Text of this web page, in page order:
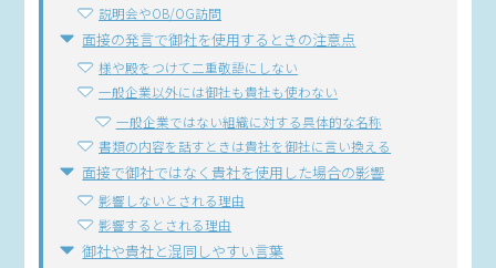
説明会やOB/OG訪問
面接の発言で御社を使用するときの注意点
様や殿をつけて二重敬語にしない
一般企業以外には御社も貴社も使わない
一般企業ではない組織に対する具体的な名称
書類の内容を話すときは貴社を御社に言い換える
面接で御社ではなく貴社を使用した場合の影響
影響しないとされる理由
影響するとされる理由
御社や貴社と混同しやすい言葉